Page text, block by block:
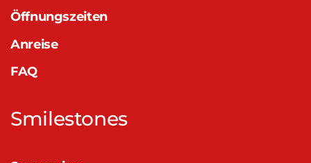
Öffnungszeiten
Anreise
FAQ
Smilestones